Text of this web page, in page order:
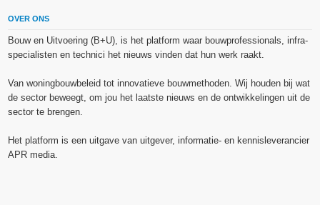
OVER ONS
Bouw en Uitvoering (B+U), is het platform waar bouwprofessionals, infra-
specialisten en technici het nieuws vinden dat hun werk raakt.
Van woningbouwbeleid tot innovatieve bouwmethoden. Wij houden bij wat
de sector beweegt, om jou het laatste nieuws en de ontwikkelingen uit de
sector te brengen.
Het platform is een uitgave van uitgever, informatie- en kennisleverancier
APR media.